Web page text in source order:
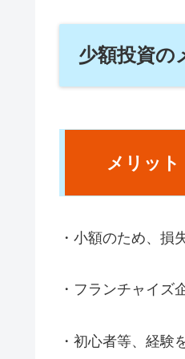
少額投資の
メリット
・小額のため、損
・フランチャイズ
・初心者等、経験